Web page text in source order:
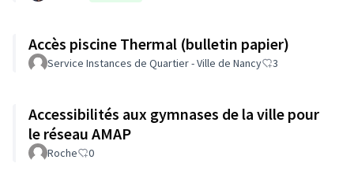
Accès piscine Thermal (bulletin papier)
Service Instances de Quartier - Ville de Nancy 3
Accessibilités aux gymnases de la ville pour
le réseau AMAP
Roche 0